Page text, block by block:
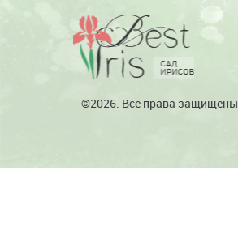
©2026. Все права защищены